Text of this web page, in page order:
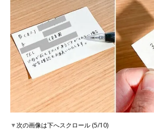
▼次の画像は下へスクロール (5/10)